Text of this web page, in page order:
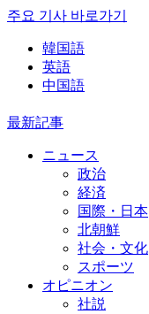
주요 기사 바로가기
韓国語
英語
中国語
最新記事
ニュース
政治
経済
国際・日本
北朝鮮
社会・文化
スポーツ
オピニオン
社説